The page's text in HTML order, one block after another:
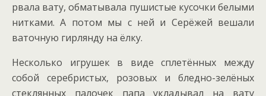
рвала вату, обматывала пушистые кусочки белыми
нитками. А потом мы с ней и Серёжей вешали
ваточную гирлянду на ёлку.
Несколько игрушек в виде сплетённых между
собой серебристых, розовых и бледно-зелёных
стеклянных палочек папа укладывал на вату